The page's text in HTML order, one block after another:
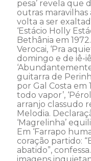
pesa’ revela que
outras maravilhas
volta a ser
‘Estácio Holly
Bethânia em
Verocai, ‘Pra
domingo e de iê-
guitarra de
por Gal Costa em
todo vapor’,
arranjo classudo
Melodia.
‘Magrelinha’
Em ‘Farrapo
coração partido:
abatido”,